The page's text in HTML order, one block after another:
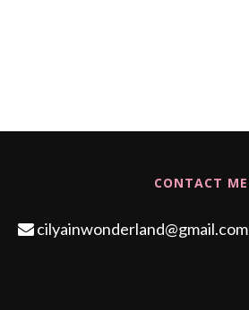
CONTACT ME
cilyainwonderland@gmail.com